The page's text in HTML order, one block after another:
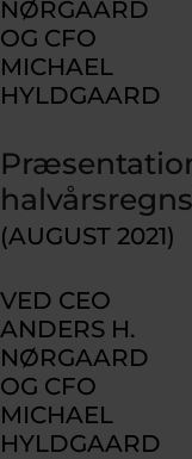
NØRGAARD
OG CFO
MICHAEL
HYLDGAARD
(AUGUST 2021)
VED CEO
ANDERS H.
NØRGAARD
OG CFO
MICHAEL
HYLDGAARD